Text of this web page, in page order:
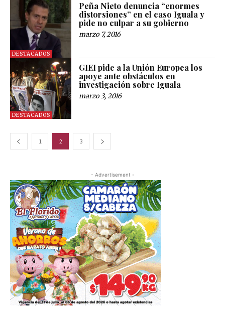
DESTACADOS
Peña Nieto denuncia “enormes
distorsiones” en el caso Iguala y
pide no culpar a su gobierno
marzo 7, 2016
DESTACADOS
GIEI pide a la Unión Europea los
apoye ante obstáculos en
investigación sobre Iguala
marzo 3, 2016
1 2 3
- Advertisement -